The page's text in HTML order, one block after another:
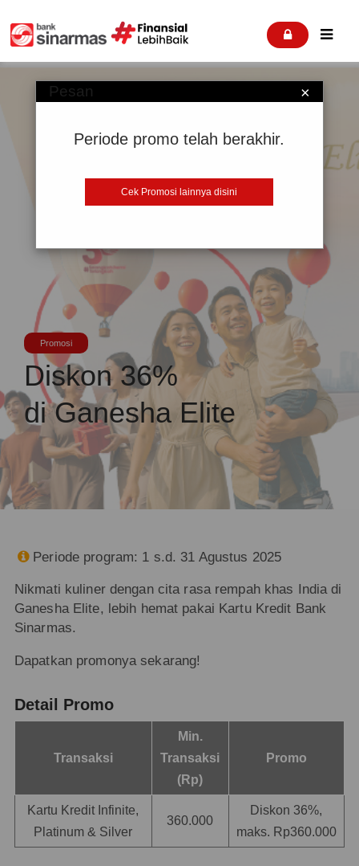
 
Promosi
Diskon 36%
di Ganesha Elite
 Periode program: 1 s.d. 31 Agustus 2025
Nikmati kuliner dengan cita rasa rempah khas India di
Ganesha Elite, lebih hemat pakai Kartu Kredit Bank
Sinarmas.
Dapatkan promonya sekarang!
Detail Promo
Transaksi
Min.
Transaksi
(Rp)
Promo
Kartu Kredit Infinite,
Platinum & Silver
360.000
Diskon 36%,
maks. Rp360.000
×
Pesan
Periode promo telah berakhir.
Cek Promosi lainnya disini